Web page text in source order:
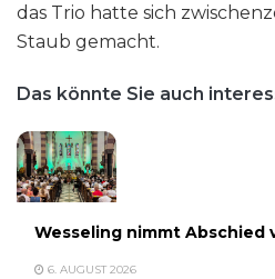
das Trio hatte sich
Staub gemacht.
Das könnte Sie auch
Wesseling nimmt Abschied
6. AUGUST 2026